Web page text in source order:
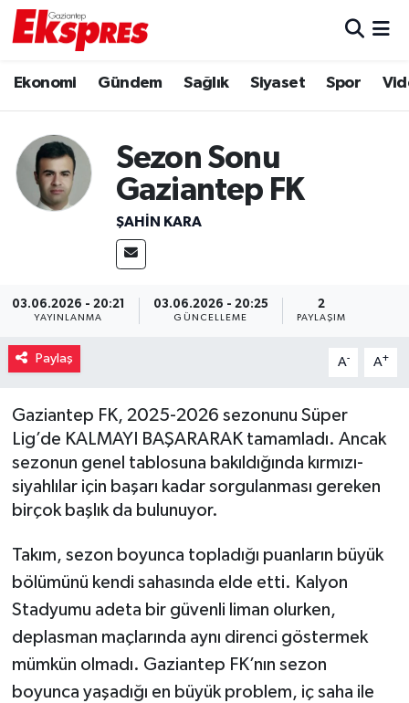
Ekonomi Gündem Sağlık Siyaset Spor
Sezon Sonu
Gaziantep FK
ŞAHIN KARA
03.06.2026 - 20:21
YAYINLANMA
03.06.2026 - 20:25
GÜNCELLEME
2
PAYLAŞIM
Paylaş A- A+
Gaziantep FK, 2025-2026 sezonunu Süper
Lig’de KALMAYI BAŞARARAK tamamladı. Ancak
sezonun genel tablosuna bakıldığında kırmızı-
siyahlılar için başarı kadar sorgulanması gereken
birçok başlık da bulunuyor.
Takım, sezon boyunca topladığı puanların büyük
bölümünü kendi sahasında elde etti. Kalyon
Stadyumu adeta bir güvenli liman olurken,
deplasman maçlarında aynı direnci göstermek
mümkün olmadı. Gaziantep FK’nın sezon
boyunca yaşadığı en büyük problem, iç saha ile
Ekonomi
Gaziantep son dakika
Genel
Haberler
Kültür Sanat
Müzik
Piyasa
Sağlık
Siyaset
Trafik Durumu
Puan Durumu ve Fikstür
Tüm Manşetler
Son Dakika Haberleri
Haber Arşivi